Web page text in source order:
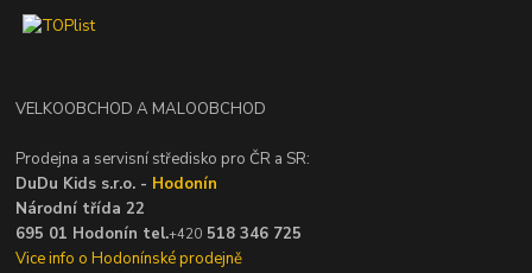
VELKOOBCHOD A MALOOBCHOD
Prodejna a servisní středisko pro ČR a SR:
DuDu Kids s.r.o. - Hodonín
Národní třída 22
695 01 Hodonín tel.+420 518 346 725
Vice info o Hodonínské prodejně